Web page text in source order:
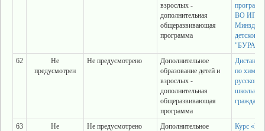
взрослых -
дополнительная
общеразвивающая
программа
ВО
детского
62
Не
предусмотрен
Не предусмотрено
Дополнительное
образование детей и
взрослых -
дополнительная
общеразвивающая
программа
по
русскому
граждан
63 Не Не предусмотрено Дополнительное Курс